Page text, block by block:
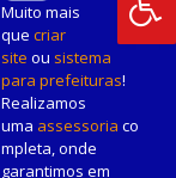
Muito mais
que criar
site ou sistema
para prefeituras!
Realizamos
uma assessoria co
mpleta, onde
garantimos em